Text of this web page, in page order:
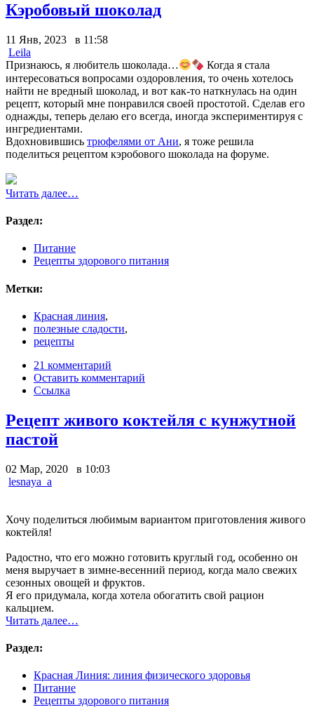
Кэробовый шоколад
11 Янв, 2023 в 11:58
Leila
Признаюсь, я любитель шоколада…
Когда я стала
интересоваться вопросами оздоровления, то очень хотелось
найти не вредный шоколад, и вот как-то наткнулась на один
рецепт, который мне понравился своей простотой. Сделав его
однажды, теперь делаю его всегда, иногда экспериментируя с
ингредиентами.
Вдохновившись трюфелями от Ани, я тоже решила
поделиться рецептом кэробового шоколада на форуме.
Читать далее…
Раздел:
Питание
Рецепты здорового питания
Метки:
Красная линия,
полезные сладости,
рецепты
21 комментарий
Оставить комментарий
Ссылка
Рецепт живого коктейля с кунжутной
пастой
02 Мар, 2020 в 10:03
lesnaya_a
Хочу поделиться любимым вариантом приготовления живого
коктейля!
Радостно, что его можно готовить круглый год, особенно он
меня выручает в зимне-весенний период, когда мало свежих
сезонных овощей и фруктов.
Я его придумала, когда хотела обогатить свой рацион
кальцием.
Читать далее…
Раздел:
Красная Линия: линия физического здоровья
Питание
Рецепты здорового питания